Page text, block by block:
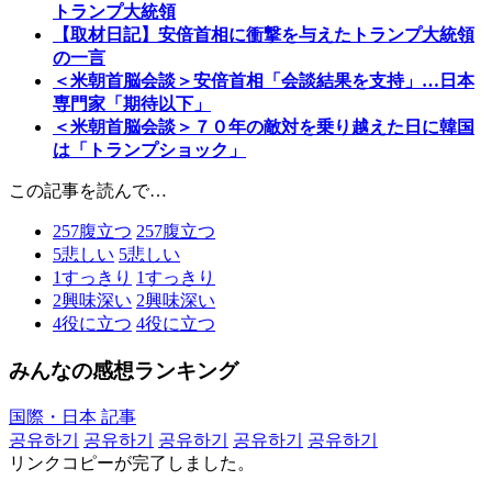
トランプ大統領
【取材日記】安倍首相に衝撃を与えたトランプ大統領
の一言
＜米朝首脳会談＞安倍首相「会談結果を支持」…日本
専門家「期待以下」
＜米朝首脳会談＞７０年の敵対を乗り越えた日に韓国
は「トランプショック」
この記事を読んで…
257腹立つ 257腹立つ
5悲しい 5悲しい
1すっきり 1すっきり
2興味深い 2興味深い
4役に立つ 4役に立つ
みんなの感想ランキング
国際・日本 記事
공유하기
공유하기 공유하기 공유하기
공유하기
リンクコピーが完了しました。